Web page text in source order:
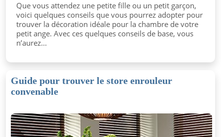
Que vous attendez une petite fille ou un petit garçon,
voici quelques conseils que vous pourrez adopter pour
trouver la décoration idéale pour la chambre de votre
petit ange. Avec ces quelques conseils de base, vous
n’aurez...
Guide pour trouver le store enrouleur
convenable